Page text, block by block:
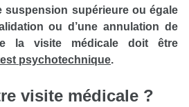
suspension supérieure ou égale
ou d’une annulation de
la visite médicale doit être
psychotechnique.
visite médicale ?